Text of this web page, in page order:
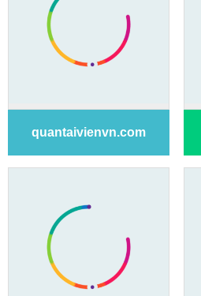
quantaivienvn.com